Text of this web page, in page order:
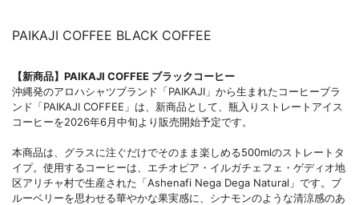
PAIKAJI COFFEE BLACK COFFEE
【新商品】PAIKAJI COFFEE ブラックコーヒー
沖縄発のアロハシャツブランド「PAIKAJI」から生まれたコーヒーブラ
ンド「PAIKAJI COFFEE」は、新商品として、瓶入りストレートアイス
コーヒーを2026年6月中旬より販売開始予定です。
本商品は、グラスに注ぐだけでそのまま楽しめる500mlのストレートタ
イプ。使用するコーヒーは、エチオピア・イルガチェフェ・ゲディオ地
区アリチャ村で生産された「Ashenafi Nega Dega Natural」です。ブ
ルーベリーを思わせる華やかな果実感に、シナモンのような清涼感のあ